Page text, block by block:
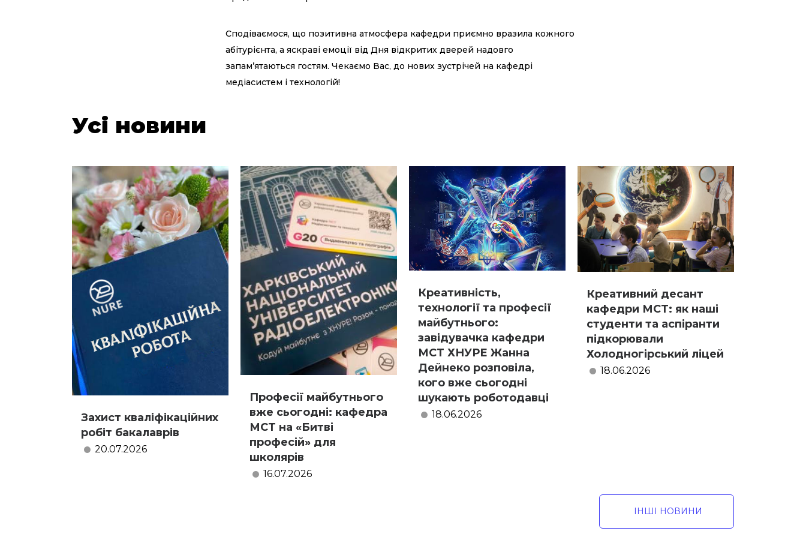
Сподіваємося, що позитивна атмосфера кафедри приємно вразила кожного
абітурієнта, а яскраві емоції від Дня відкритих дверей надовго
запам’ятаються гостям. Чекаємо Вас, до нових зустрічей на кафедрі
медіасистем і технологій!
Усі новини
Захист кваліфікаційних
робіт бакалаврів
20.07.2026
Професії майбутнього
вже сьогодні: кафедра
МСТ на «Битві
професій» для
школярів
16.07.2026
Креативність,
технології та професії
майбутнього:
завідувачка кафедри
МСТ ХНУРЕ Жанна
Дейнеко розповіла,
кого вже сьогодні
шукають роботодавці
18.06.2026
Креативний десант
кафедри МСТ: як наші
студенти та аспіранти
підкорювали
Холодногірський ліцей
18.06.2026
ІНШІ НОВИНИ